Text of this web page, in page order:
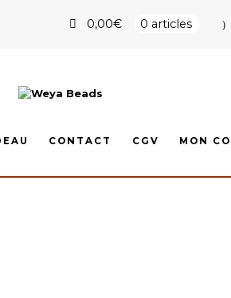
0,00€ 0 articles
CONTACT CGV MON